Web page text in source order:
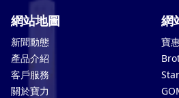
網站地圖
新聞動態
產品介紹
客戶服務
關於寶力
網
寶